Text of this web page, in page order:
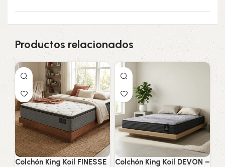
Productos relacionados
Colchón King Koil FINESSE
Colchón King Koil DEVON –